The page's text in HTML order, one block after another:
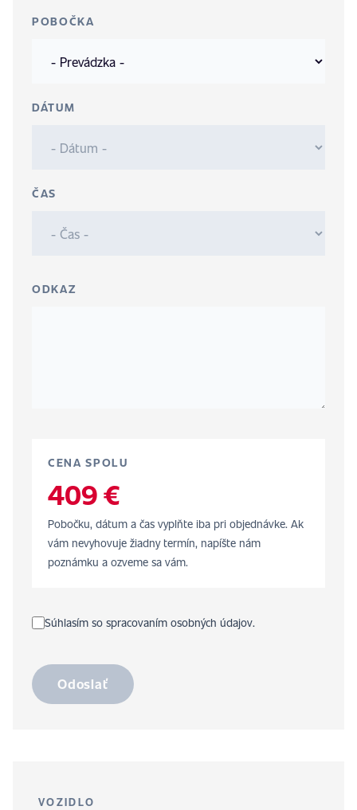
POBOČKA
DÁTUM
ČAS
ODKAZ
CENA SPOLU
409 €
Pobočku, dátum a čas vyplňte iba pri objednávke. Ak
vám nevyhovuje žiadny termín, napíšte nám
poznámku a ozveme sa vám.
Súhlasím so spracovaním osobných údajov.
Odoslať
VOZIDLO